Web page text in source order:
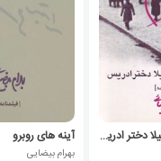
حقایق درباره ی لیلا دختر ادریس آینه های روبرو
بهرام بیضایی